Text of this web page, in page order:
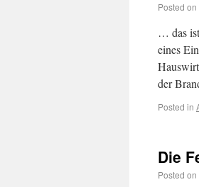
Posted on
… das
eines
der
Posted in
Die
Posted on